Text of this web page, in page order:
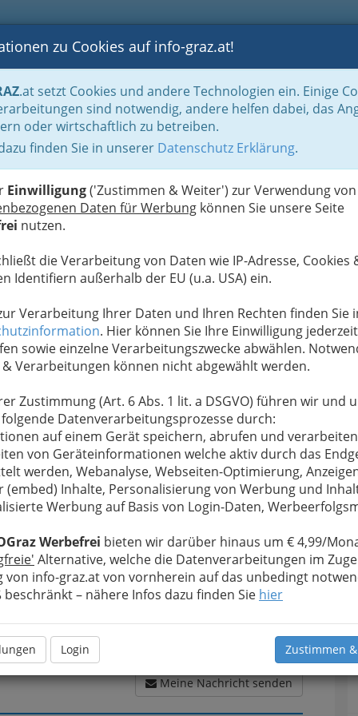
BLOGS FOTOS GASTRONOMIE BRANCHEN
zu Cookies auf info-graz.at!
.at setzt Cookies und andere Technologien ein. Einige
sind notwendig, andere helfen dabei, das
oder wirtschaftlich zu betreiben.
finden Sie in unserer Datenschutz Erklärung.
Einwilligung('Zustimmen & Weiter') zur Verwendung von
Daten für Werbung können Sie unsere Seite
nutzen.
die Verarbeitung von Daten wie IP-Adresse, Cookies
Identifiern außerhalb der EU (u.a. USA) ein.
Verarbeitung Ihrer Daten und Ihren Rechten finden Sie
. Hier können Sie Ihre Einwilligung jederzeit
sowie einzelne Verarbeitungszwecke abwählen.
& Verarbeitungen können nicht abgewählt werden.
Zustimmung (Art. 6 Abs. 1 lit. a DSGVO) führen wir und
Datenverarbeitungsprozesse durch:
auf einem Gerät speichern, abrufen und
von Geräteinformationen welche aktiv durch das
werden, Webanalyse, Webseiten-Optimierung,
(embed) Inhalte, Personalisierung von Werbung und
Werbung auf Basis von Login-Daten,
Werbefrei bieten wir darüber hinaus um € 4,99/
Alternative, welche die Datenverarbeitungen im
von info-graz.at von vornherein auf das unbedingt
beschränkt – nähere Infos dazu finden Sie hier
Login Zustimmen
& Handwerk, Gliederung der WKO Innung der ‚Sanitärtechniker
GmbH
bewahren, verwenden wir an dieser Stelle zur
Ihre Nachricht wird nach dem Absenden
VAM GmbH & Co Anlagentechnik GmbH
Meine Nachricht
Meine Nachricht senden